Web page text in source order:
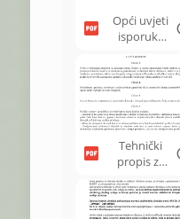
Opći uvjeti
isporuke
dimnjačars
kih usluga
- Ludbreg
1.pdf
Tehnički
propis za
dimnjake u
građevina
ma.pdf